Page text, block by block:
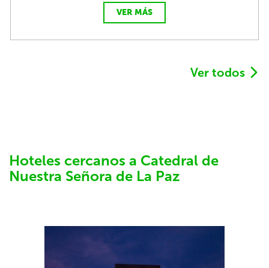
VER MÁS
Ver todos
Hoteles cercanos a Catedral de
Nuestra Señora de La Paz